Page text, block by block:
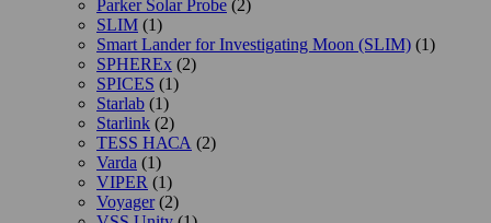
Parker Solar Probe (2)
SLIM (1)
Smart Lander for Investigating Moon (SLIM) (1)
SPHEREx (2)
SPICES (1)
Starlab (1)
Starlink (2)
TESS НАСА (2)
Varda (1)
VIPER (1)
Voyager(2)